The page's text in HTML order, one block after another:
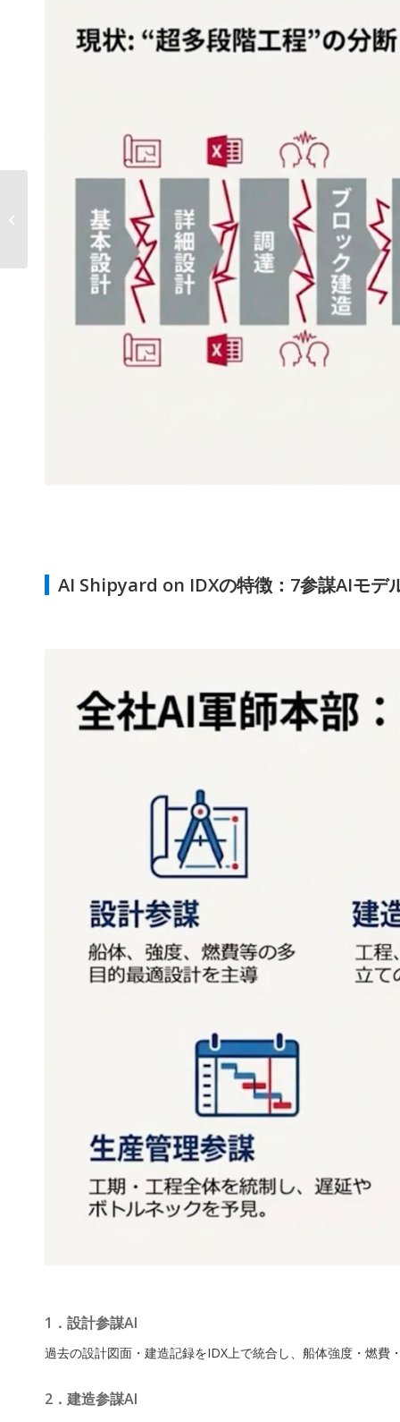
AI Shipyard on IDXの特徴：7参謀AIモデ
1．設計参謀AI
過去の設計図面・建造記録をIDX上で統合し、船体強度・燃
2．建造参謀AI
日本政府重点17分野対
応、再エネ・GXインフ
CleanEnergy...